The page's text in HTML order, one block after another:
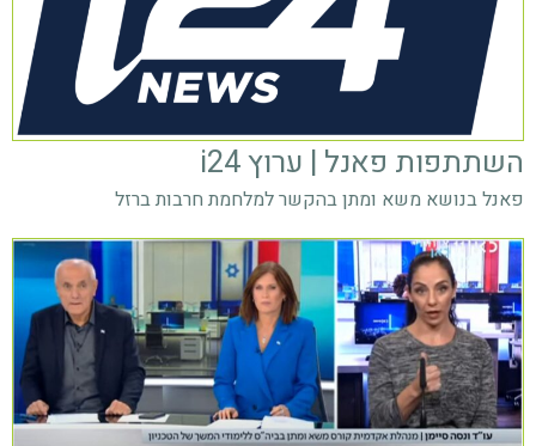
השתתפות פאנל | ערוץ i24
פאנל בנושא משא ומתן בהקשר למלחמת חרבות ברזל